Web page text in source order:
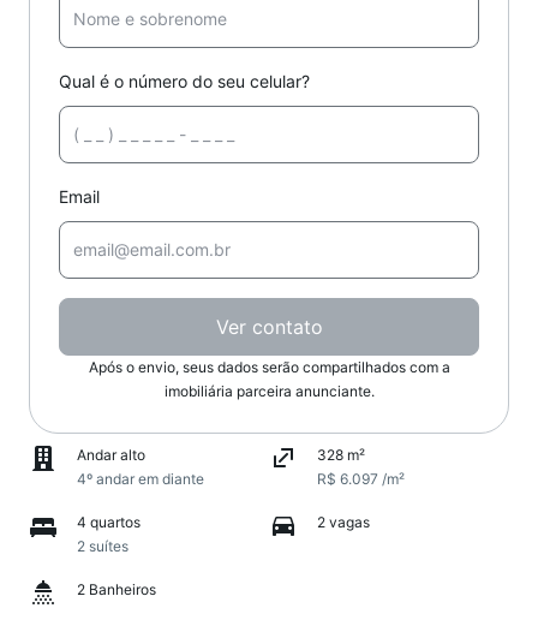
Qual é o número do seu celular?
Email
Ver contato
Após o envio, seus dados serão compartilhados com a
imobiliária parceira anunciante.
Andar alto
4º andar em diante
328 m²
R$ 6.097 /m²
4 quartos
2 suítes
2 vagas
2 Banheiros